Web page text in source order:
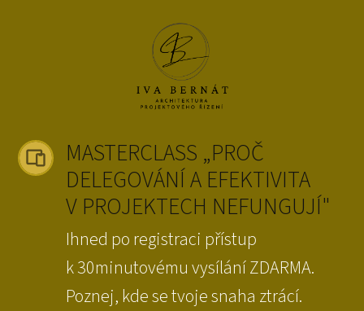
MASTERCLASS „PROČ
DELEGOVÁNÍ A EFEKTIVITA
V PROJEKTECH NEFUNGUJÍ"
Ihned po registraci přístup
k 30minutovému vysílání ZDARMA.
Poznej, kde se tvoje snaha ztrácí.